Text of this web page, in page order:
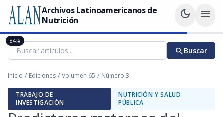
Archivos Latinoamericanos de
Nutrición
dark_mode menu
searchBuscar
Inicio / Ediciones / Volumen 65 / Número 3
TRABAJO DE
INVESTIGACIÓN
NUTRICIÓN Y SALUD
PÚBLICA
84%